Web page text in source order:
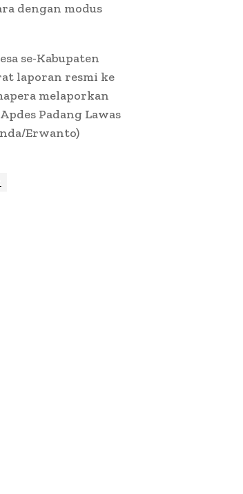
dengan modus
se-Kabupaten
laporan resmi ke
melaporkan
Padang Lawas
Erwanto)